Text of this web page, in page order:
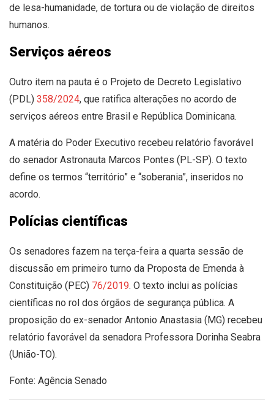
de lesa-humanidade, de tortura ou de violação de direitos
humanos.
Serviços aéreos
Outro item na pauta é o Projeto de Decreto Legislativo
(PDL) 358/2024, que ratifica alterações no acordo de
serviços aéreos entre Brasil e República Dominicana.
A matéria do Poder Executivo recebeu relatório favorável
do senador Astronauta Marcos Pontes (PL-SP). O texto
define os termos “território” e “soberania”, inseridos no
acordo.
Polícias científicas
Os senadores fazem na terça-feira a quarta sessão de
discussão em primeiro turno da Proposta de Emenda à
Constituição (PEC) 76/2019. O texto inclui as polícias
científicas no rol dos órgãos de segurança pública. A
proposição do ex-senador Antonio Anastasia (MG) recebeu
relatório favorável da senadora Professora Dorinha Seabra
(União-TO).
Fonte: Agência Senado